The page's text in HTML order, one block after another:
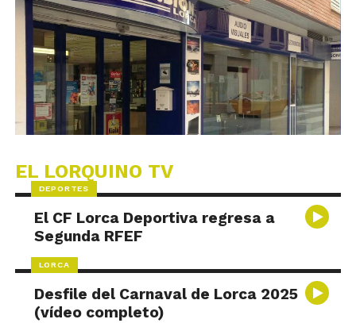
EL LORQUINO TV
DEPORTES
El CF Lorca Deportiva regresa a
Segunda RFEF
LORCA
Desfile del Carnaval de Lorca 2025
(vídeo completo)